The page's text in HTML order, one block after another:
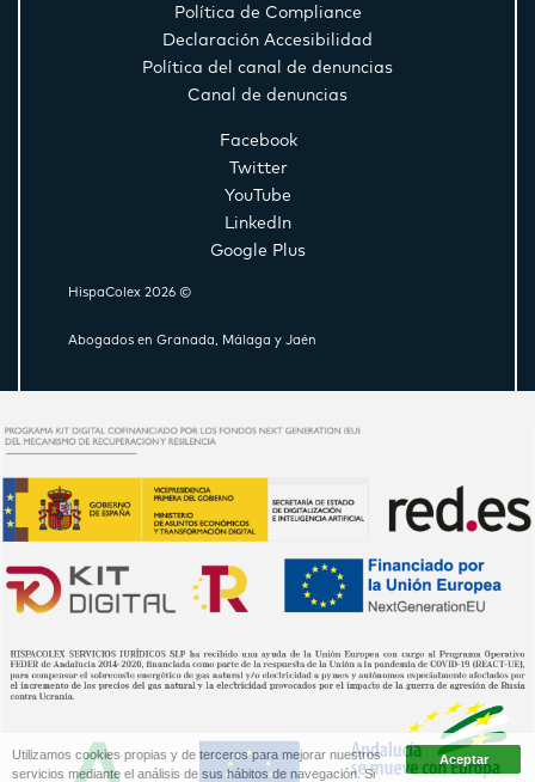
Política de Compliance
Declaración Accesibilidad
Política del canal de denuncias
Canal de denuncias
Facebook
Twitter
YouTube
LinkedIn
Google Plus
HispaColex 2026 ©
Abogados en Granada, Málaga y Jaén
Utilizamos cookies propias y de terceros para mejorar nuestros
servicios mediante el análisis de sus hábitos de navegación. Si